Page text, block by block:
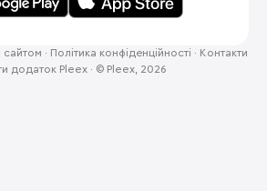
сайтом · Політика конфіденційності · Контакти
додаток Pleex · © Pleex, 2026